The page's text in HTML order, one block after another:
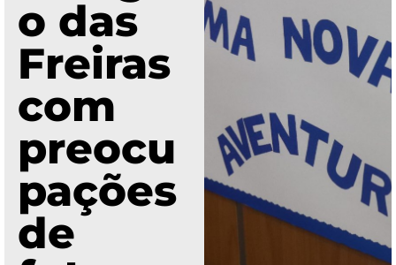
o das
Freiras
com
preocu
pações
de